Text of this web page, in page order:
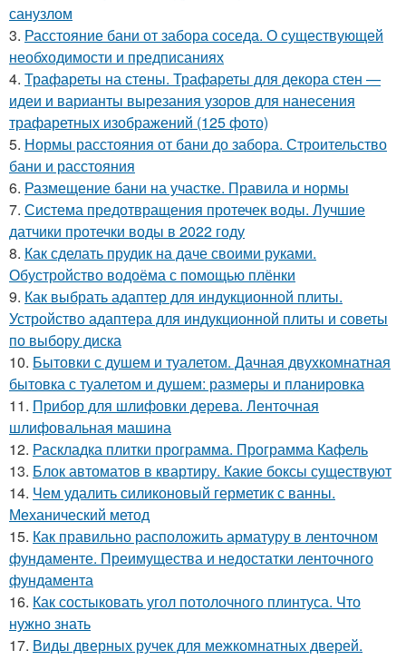
санузлом
3. Расстояние бани от забора соседа. О существующей
необходимости и предписаниях
4. Трафареты на стены. Трафареты для декора стен —
идеи и варианты вырезания узоров для нанесения
трафаретных изображений (125 фото)
5. Нормы расстояния от бани до забора. Строительство
бани и расстояния
6. Размещение бани на участке. Правила и нормы
7. Система предотвращения протечек воды. Лучшие
датчики протечки воды в 2022 году
8. Как сделать прудик на даче своими руками.
Обустройство водоёма с помощью плёнки
9. Как выбрать адаптер для индукционной плиты.
Устройство адаптера для индукционной плиты и советы
по выбору диска
10. Бытовки с душем и туалетом. Дачная двухкомнатная
бытовка с туалетом и душем: размеры и планировка
11. Прибор для шлифовки дерева. Ленточная
шлифовальная машина
12. Раскладка плитки программа. Программа Кафель
13. Блок автоматов в квартиру. Какие боксы существуют
14. Чем удалить силиконовый герметик с ванны.
Механический метод
15. Как правильно расположить арматуру в ленточном
фундаменте. Преимущества и недостатки ленточного
фундамента
16. Как состыковать угол потолочного плинтуса. Что
нужно знать
17. Виды дверных ручек для межкомнатных дверей.